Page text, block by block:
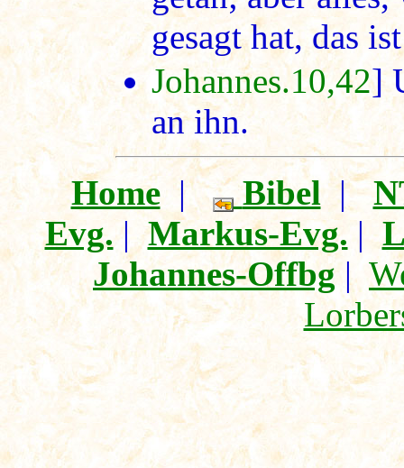
gesagt hat, das
Johannes.10,42]
an ihn.
Home| Bibel|
Evg.|Markus-Evg. |
Johannes-Offbg|